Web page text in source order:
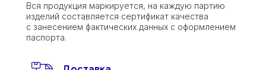
Вся продукция маркируется, на каждую партию
изделий составляется сертификат качества
с занесением фактических данных с оформлением
паспорта.